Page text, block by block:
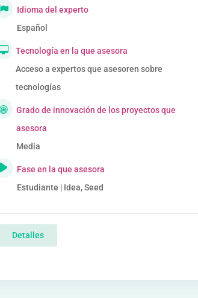
Idioma del experto
Español
Tecnología en la que asesora
Acceso a expertos que asesoren sobre
tecnologías
Grado de innovación de los proyectos que
asesora
Media
Fase en la que asesora
Estudiante | Idea, Seed
Detalles